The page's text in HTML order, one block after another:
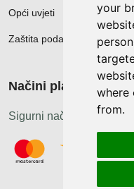
your
where
from.
Opći uvjeti
Zaštita podataka
Načini plačanja
Sigurni načini plaćanja